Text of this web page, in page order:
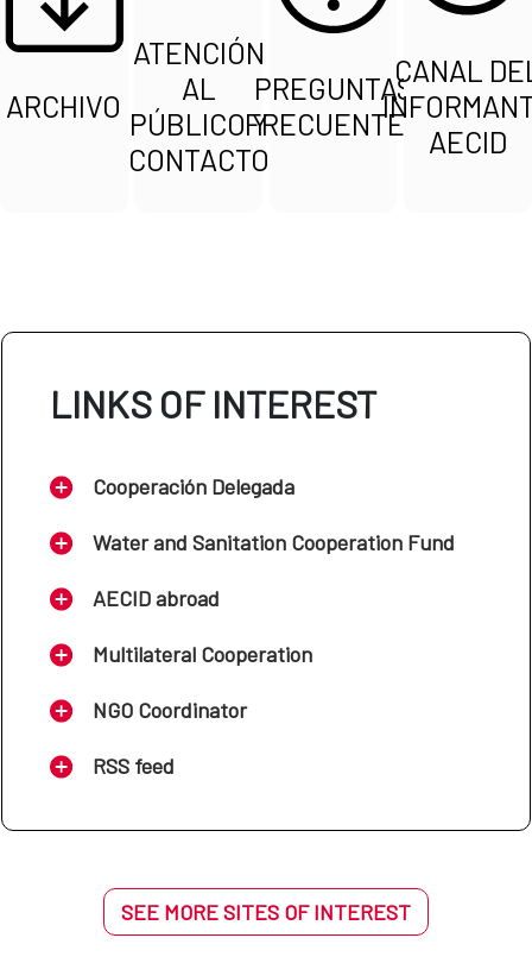
ARCHIVO
ATENCIÓN
AL
PÚBLICO Y
CONTACTO
PREGUNTAS
FRECUENTES
CANAL
AECID
LINKS OF INTEREST
Cooperación Delegada
Water and Sanitation Cooperation Fund
AECID abroad
Multilateral Cooperation
NGO Coordinator
RSS feed
SEE MORE SITES OF INTEREST